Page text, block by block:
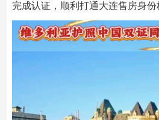
完成认证，顺利打通大连售房身份
视